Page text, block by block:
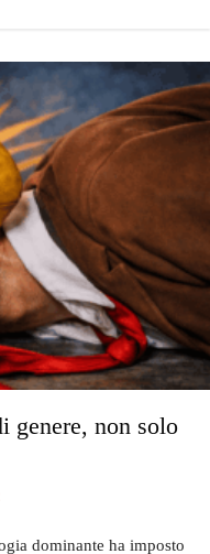
genere, non solo
dominante ha imposto